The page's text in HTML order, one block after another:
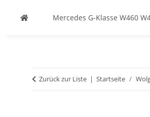
Mercedes G-Klasse W460
Zurück zur Liste Startseite